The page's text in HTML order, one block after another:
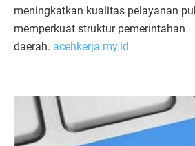
meningkatkan kualitas pelayanan
memperkuat struktur pemerintahan
daerah. acehkerja.my.id